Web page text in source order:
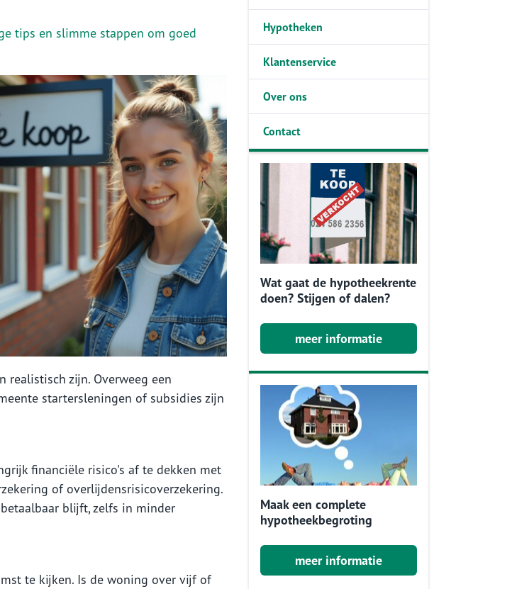
tips en slimme stappen om goed
realistisch zijn. Overweeg een
startersleningen of subsidies zijn
financiële risico's af te dekken met
of overlijdensrisicoverzekering.
blijft, zelfs in minder
te kijken. Is de woning over vijf of
Hypotheken
Klantenservice
Over ons
Contact
Wat gaat de hypotheekrente
doen? Stijgen of dalen?
meer informatie
Maak een complete
hypotheekbegroting
meer informatie